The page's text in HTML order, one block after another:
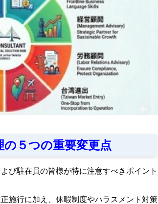
５つの重要変更点
び駐在員の皆様が特に注意すべきポイント
施行に加え、休暇制度やハラスメント対策